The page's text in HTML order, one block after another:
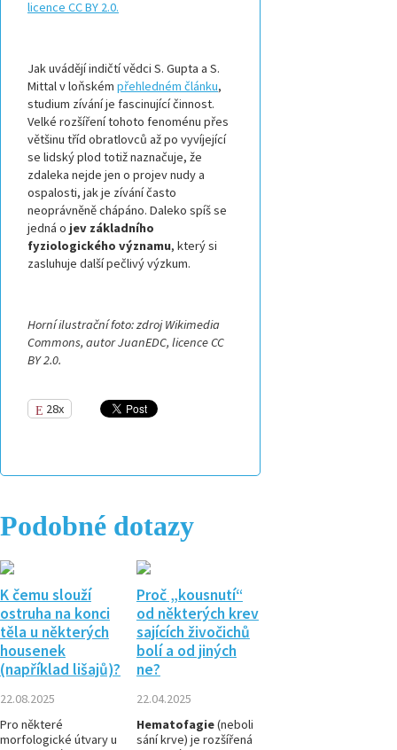
Jak uvádějí indičtí vědci S. Gupta a S.
Mittal v loňském přehledném článku,
studium zívání je fascinující činnost.
Velké rozšíření tohoto fenoménu přes
většinu tříd obratlovců až po vyvíjející
se lidský plod totiž naznačuje, že
zdaleka nejde jen o projev nudy a
ospalosti, jak je zívání často
neoprávněně chápáno. Daleko spíš se
jedná o jev základního
fyziologického významu, který si
zasluhuje další pečlivý výzkum.
Horní ilustrační foto: zdroj Wikimedia
Commons, autor JuanEDC, licence CC
BY 2.0.
28x
Podobné dotazy
K čemu slouží
ostruha na konci
těla u některých
housenek
(například lišajů)?
22.08.2025
Pro některé
morfologické útvary u
Proč „kousnutí“
od některých krev
sajících živočichů
bolí a od jiných
ne?
22.04.2025
Hematofagie(neboli
sání krve) je rozšířená